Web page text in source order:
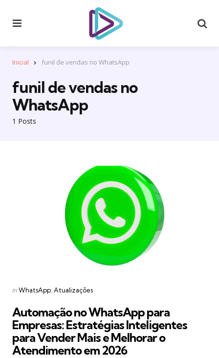
Inicial funil de vendas no WhatsApp
1 Posts
funil de vendas no
WhatsApp
Categories
Posted
inWhatsApp Atualizações
Automação no WhatsApp para
Empresas: Estratégias Inteligentes
para Vender Mais e Melhorar o
Atendimento em 2026